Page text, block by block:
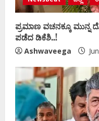
ಪ್ರಮಾಣ ವಚನಕ್ಕೂ
ಪಡೆದ ಡಿಕೆಶಿ..!
Ashwaveega